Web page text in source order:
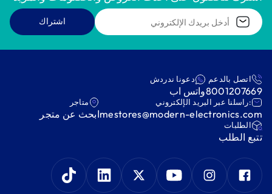
اشتراك
اتصل بالدعم
8001207669
دعونا ندردش
واتس اب
:راسلنا عبر البريد الإلكتروني
mestores@modern-electronics.com
متاجر
ابحث عن متجر
‫الطلبات‬
‫تتبع الطلب‬